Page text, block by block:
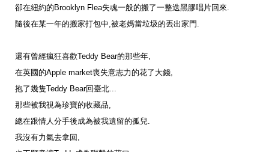
卻在紐約的 Brooklyn Flea失魂一般的搬了一整迭黑膠唱片回來.
隨後在某一年的搬家打包中,被老媽當垃圾的丟出家門 .
還有曾經瘋狂喜歡Teddy Bear的那些年,
在英國的Apple market喪失意志力的花了大錢,
抱了幾隻Teddy Bear回臺北...
那些被我視為珍寶的收藏品,
總在跟情人分手後成為被我遺留的孤兒.
我沒有力氣去拿回 ,